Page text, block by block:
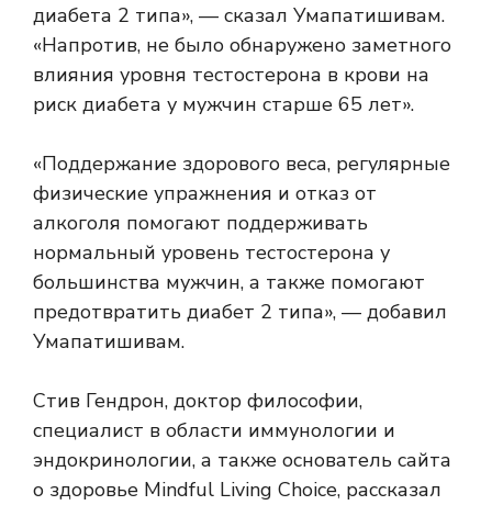
диабета 2 типа», — сказал Умапатишивам.
«Напротив, не было обнаружено заметного
влияния уровня тестостерона в крови на
риск диабета у мужчин старше 65 лет».
«Поддержание здорового веса, регулярные
физические упражнения и отказ от
алкоголя помогают поддерживать
нормальный уровень тестостерона у
большинства мужчин, а также помогают
предотвратить диабет 2 типа», — добавил
Умапатишивам.
Стив Гендрон, доктор философии,
специалист в области иммунологии и
эндокринологии, а также основатель сайта
о здоровье Mindful Living Choice, рассказал